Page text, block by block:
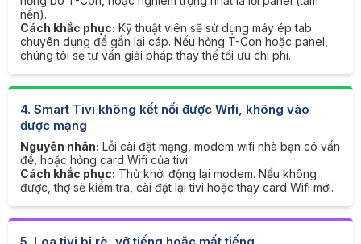
nền).
Cách khắc phục: Kỹ thuật viên sẽ sử dụng máy ép tab
chuyên dụng để gắn lại cáp. Nếu hỏng T-Con hoặc panel,
chúng tôi sẽ tư vấn giải pháp thay thế tối ưu chi phí.
4. Smart Tivi không kết nối được Wifi, không vào
được mạng
Nguyên nhân: Lỗi cài đặt mạng, modem wifi nhà bạn có vấn
đề, hoặc hỏng card Wifi của tivi.
Cách khắc phục: Thử khởi động lại modem. Nếu không
được, thợ sẽ kiểm tra, cài đặt lại tivi hoặc thay card Wifi mới.